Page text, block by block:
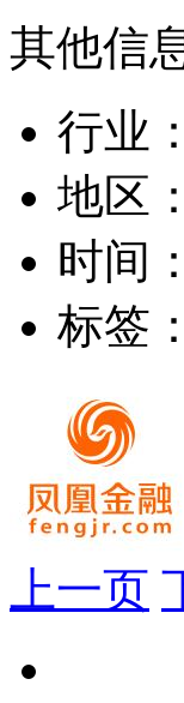
其他信
行业：
地区：
时间：
标签：
上一页